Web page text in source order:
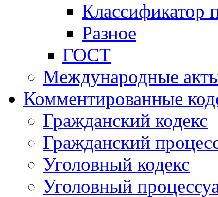
Классификатор
Разное
ГОСТ
Международные
Комментированные
Гражданский кодекс
Гражданский
Уголовный кодекс
Уголовный